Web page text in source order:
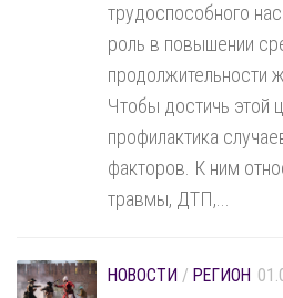
трудоспособного
роль в повышении
продолжительности
Чтобы достичь этой
профилактика
факторов. К ним
травмы, ДТП,...
НОВОСТИ / РЕГИОН